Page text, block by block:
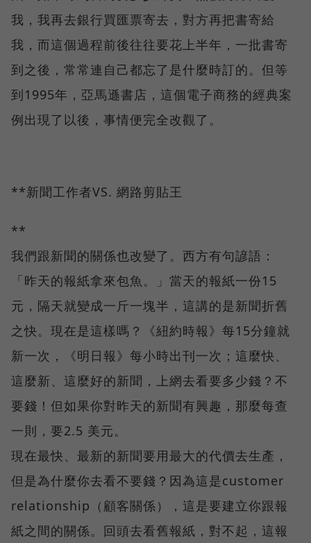
我，我再去銀行買匯票寄去，對方再把書寄給
我，而這個過程前後往往要花上半年，一批書寄
到之後，常常連自己都忘了是什麼時訂的。但等
到1995年，亞馬遜書店，這個電子商務的經典案
例出現了以後，事情便完全改觀了。
**新聞工作者VS. 網路剪貼王
**
我們跟新聞的關係也改變了。西方有句諺語：
「昨天的報紙拿來包魚。」當天的報紙一份15
元，隔天就變成一斤一塊半，這講的是新聞折舊
之快。現在是這樣嗎？《紐約時報》每15分鐘就
新一次，《明日報》每小時出刊一次；這麼快、
這麼新、這麼好的新聞，上網去看要多少錢？不
要錢！但如果你對昨天的新聞有興趣，那麼每查
一則，要2.5 美元。
現在最快、最新的新聞要用最大的代價去生產，
但是為什麼你去看不要錢？因為這是customer
relationship（顧客關係），這是要建立你跟報
紙之間的關係。回頭去看舊報紙，對不起，這報